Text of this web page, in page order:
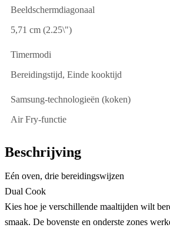
Beeldschermdiagonaal
5,71 cm (2.25\")
Timermodi
Bereidingstijd, Einde kooktijd
Samsung-technologieën (koken)
Air Fry-functie
Beschrijving
Eén oven, drie bereidingswijzen
Dual Cook
Kies hoe je verschillende maaltijden wilt
smaak. De bovenste en onderste zones